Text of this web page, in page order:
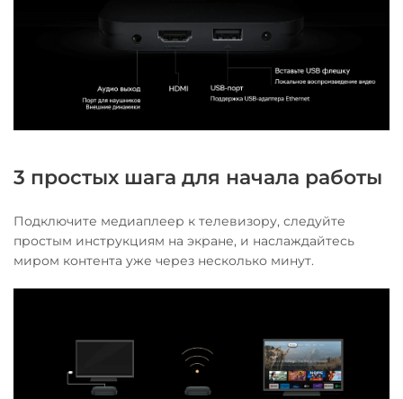
3 простых шага для начала работы
Подключите медиаплеер к телевизору, следуйте
простым инструкциям на экране, и наслаждайтесь
миром контента уже через несколько минут.